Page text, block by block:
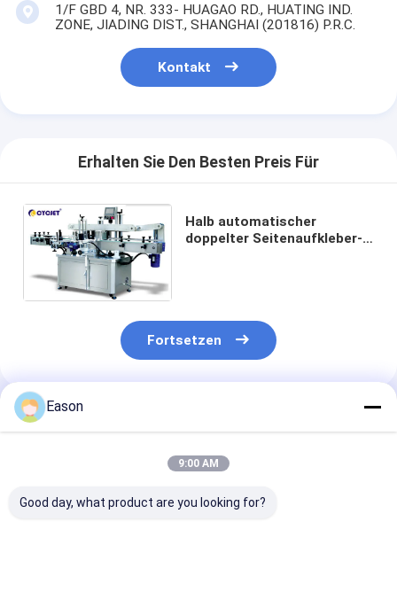
1/F GBD 4, NR. 333- HUAGAO RD., HUATING IND.
ZONE, JIADING DIST., SHANGHAI (201816) P.R.C.
Kontakt
Erhalten Sie Den Besten Preis Für
Halb automatischer
doppelter Seitenaufkleber-
Fortsetzen
Empfohlene Produkte
Eason
9:00 AM
Good day, what product are you looking for?